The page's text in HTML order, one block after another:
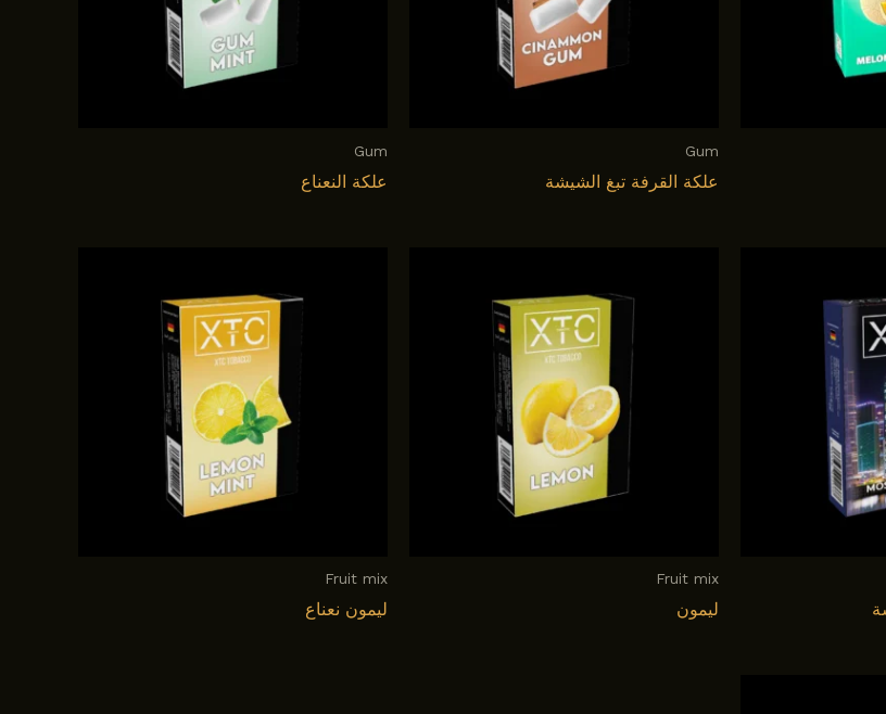
Gum
علكة القرفة تبغ الشيشة
Gum
علكة النعناع
Fruit mix
ليمون
Fruit mix
ليمون نعناع